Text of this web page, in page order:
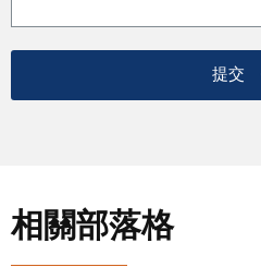
提交
相關部落格